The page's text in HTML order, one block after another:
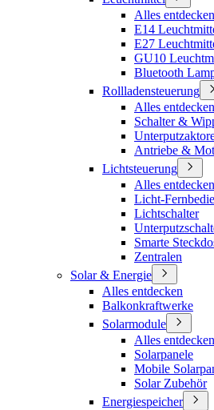
Alles entdecken
E14
E27
GU10
Bluetooth
Rollladensteuerung
Alles entdecken
Schalter &
Antriebe &
Lichtsteuerung
Alles entdecken
Licht-
Lichtschalter
Smarte
Zentralen
Solar & Energie
Alles entdecken
Balkonkraftwerke
Solarmodule
Alles entdecken
Solarpanele
Mobile
Solar Zubehör
Energiespeicher